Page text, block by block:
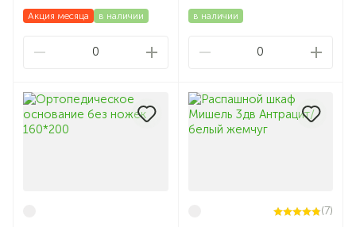
Акция месяца в наличии
0
в наличии
0
(7)